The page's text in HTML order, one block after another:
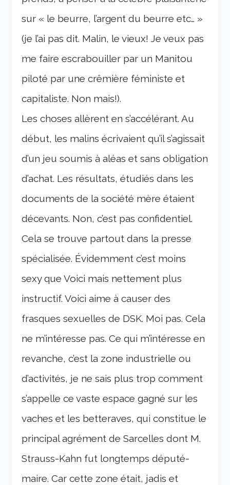
sur « le beurre, l’argent du beurre etc… »
(je l’ai pas dit. Malin, le vieux! Je veux pas
me faire escrabouiller par un Manitou
piloté par une crêmière féministe et
capitaliste. Non mais!).
Les choses allèrent en s’accélérant. Au
début, les malins écrivaient qu’il s’agissait
d’un jeu soumis à aléas et sans obligation
d’achat. Les résultats, étudiés dans les
documents de la société mère étaient
décevants. Non, c’est pas confidentiel.
Cela se trouve partout dans la presse
spécialisée. Évidemment c’est moins
sexy que Voici mais nettement plus
instructif. Voici aime à causer des
frasques sexuelles de DSK. Moi pas. Cela
ne m’intéresse pas. Ce qui m’intéresse en
revanche, c’est la zone industrielle ou
d’activités, je ne sais plus trop comment
s’appelle ce vaste espace gagné sur les
vaches et les betteraves, qui constitue le
principal agrément de Sarcelles dont M.
Strauss-Kahn fut longtemps député-
maire. Car cette zone était, jadis et